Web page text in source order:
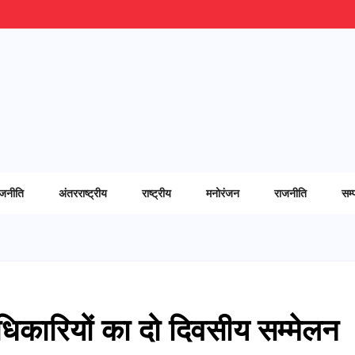
अंतरराष्ट्रीय राष्ट्रीय मनोरंजन राजनीति
का दो दिवसीय सम्मेलन